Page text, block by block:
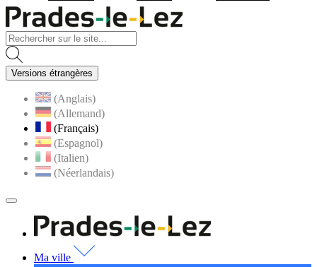
Versions étrangères
(Anglais)
(Allemand)
(Français)
(Espagnol)
(Italien)
(Néerlandais)
MENU
PRINCIPAL
Ma ville